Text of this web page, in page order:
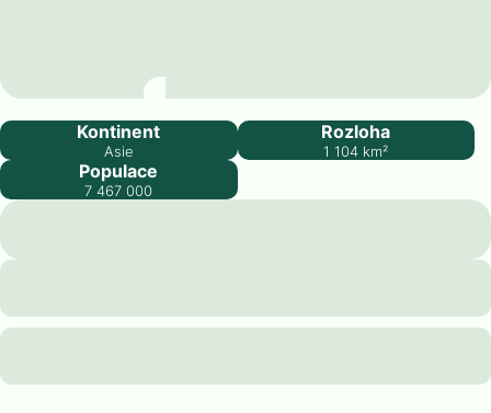
Hongkong
Kontinent
Asie
Rozloha
1 104 km²
Populace
7 467 000